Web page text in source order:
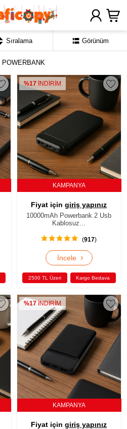
POWERBANK
%17İNDİRİM
KAMPANYA
Fiyat için giriş yapınız
10000mAh Powerbank 2 Usb
Kablosuz...
(917)
İncele ›
2500 TL Üzeri Kargo Bedava
%17İNDİRİM
KAMPANYA
Fiyat için giriş yapınız
Sıralama Görünüm